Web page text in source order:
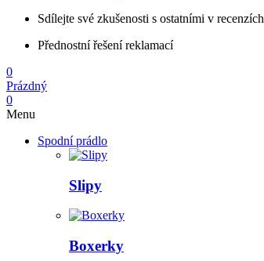
Sdílejte své zkušenosti s ostatními v recenzích
Přednostní řešení reklamací
0
Prázdný
0
Menu
Spodní prádlo
Slipy
Boxerky